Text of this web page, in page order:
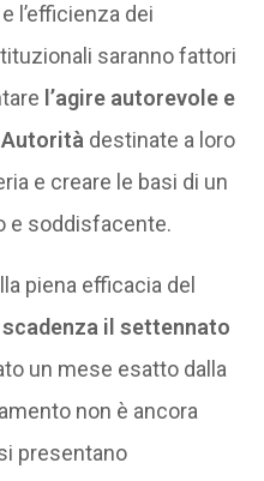
l’efficienza dei
saranno fattori
l’agire autorevole e
destinate a loro
e creare le basi di un
e soddisfacente.
piena efficacia del
scadenza il settennato
un mese esatto dalla
non è ancora
presentano